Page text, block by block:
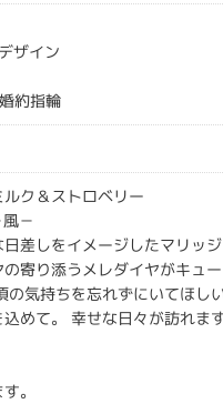
ザイン
約指輪
ク＆ストロベリー
－
差しをイメージしたマリッ
寄り添うメレダイヤがキュー
の気持ちを忘れずにいてほし
めて。 幸せな日々が訪れま
。